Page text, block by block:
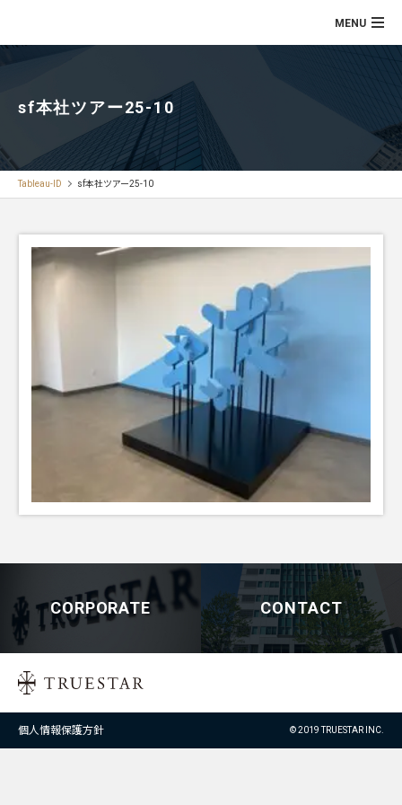
sf本社ツアー25-10
Tableau-ID sf本社ツアー25-10
CORPORATE CONTACT
個人情報保護方針 © 2019 TRUESTAR INC.